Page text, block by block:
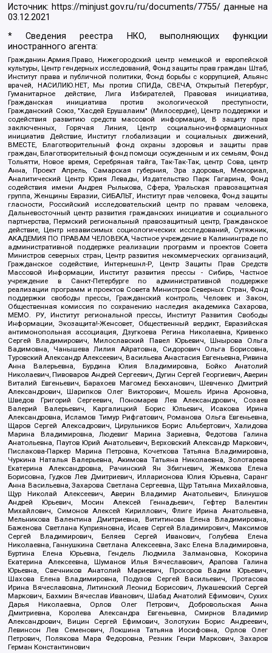
Источник: https://minjust.gov.ru/ru/documents/7755/ данные на
03.12.2021
* Сведения реестра НКО, выполняющих функции
иностранного агента:
Гражданин.Армия.Право, Нижегородский центр немецкой и европейской
культуры, Центр гендерных исследований, Фонд защиты прав граждан Штаб,
Институт права и публичной политики, Фонд борьбы с коррупцией, Альянс
врачей, НАСИЛИЮ.НЕТ, Мы против СПИДа, СВЕЧА, Открытый Петербург,
Гуманитарное действие, Лига Избирателей, Правовая инициатива,
Гражданская инициатива против экологической преступности,
Гражданский Союз, "Хасдей Ерушалаим" (Милосердие), Центр поддержки и
содействия развитию средств массовой информации, В защиту прав
заключенных, Горячая Линия, Центр социально-информационных
инициатив Действие, Институт глобализации и социальных движений,
ВМЕСТЕ, Благотворительный фонд охраны здоровья и защиты прав
граждан, Благотворительный фонд помощи осужденным и их семьям, Фонд
Тольятти, Новое время, Серебряная тайга, Так-Так-Так, центр Сова, центр
Анна, Проект Апрель, Самарская губерния, Эра здоровья, Мемориал,
Аналитический Центр Юрия Левады, Издательство Парк Гагарина, Фонд
содействия имени Андрея Рылькова, Сфера, Уральская правозащитная
группа, Женщины Евразии, СИБАЛЬТ, Институт прав человека, Фонд защиты
гласности, Российский исследовательский центр по правам человека,
Дальневосточный центр развития гражданских инициатив и социального
партнерства, Пермский региональный правозащитный центр, Гражданское
действие, Центр независимых социологических исследований, Сутяжник,
АКАДЕМИЯ ПО ПРАВАМ ЧЕЛОВЕКА, Частное учреждение в Калининграде по
административной поддержке реализации программ и проектов Совета
Министров северных стран, Центр развития некоммерческих организаций,
Гражданское содействие, Интернешнл-Р, Центр Защиты Прав Средств
Массовой Информации, Институт развития прессы - Сибирь, Частное
учреждение в Санкт-Петербурге по административной поддержке
реализации программ и проектов Совета Министров Северных Стран, Фонд
поддержки свободы прессы, Гражданский контроль, Человек и Закон,
Общественная комиссия по сохранению наследия академика Сахарова,
МЕМО. РУ, Институт региональной прессы, Институт Развития Свободы
Информации, Экозащита!-Женсовет, Общественный вердикт, Евразийская
антимонопольная ассоциация, Дзугкоева Регина Николаевна, Кривенко
Сергей Владимирович, Милославский Павел Юрьевич, Шнырова Ольга
Вадимовна, Чанышева Лилия Айратовна, Сидорович Ольга Борисовна,
Туровский Александр Алексеевич, Васильева Анастасия Евгеньевна, Ривина
Анна Валерьевна, Бурдина Юлия Владимировна, Бойко Анатолий
Николаевич, Пивоваров Андрей Сергеевич, Дугин Сергей Георгиевич, Аверин
Виталий Евгеньевич, Барахоев Магомед Бекханович, Шевченко Дмитрий
Александрович, Шарипков Олег Викторович, Мошель Ирина Ароновна,
Шведов Григорий Сергеевич, Пономарев Лев Александрович, Созаев
Валерий Валерьевич, Каргалицкий Борис Юльевич, Исакова Ирина
Александровна, Исламов Тимур Рифгатович, Романова Ольга Евгеньевна,
Щаров Сергей Алексадрович, Цирульников Борис Альбертович, Халидова
Марина Владимировна, Людевиг Марина Зариевна, Федотова Галина
Анатольевна, Паутов Юрий Анатольевич, Верховский Александр Маркович,
Пислакова-Паркер Марина Петровна, Кочеткова Татьяна Владимировна,
Чуркина Наталья Валерьевна, Акимова Татьяна Николаевна, Золотарева
Екатерина Александровна, Рачинский Ян Збигневич, Жемкова Елена
Борисовна, Гудков Лев Дмитриевич, Илларионова Юлия Юрьевна, Саранг
Анна Васильевна, Захарова Светлана Сергеевна, Щур Татьяна Михайловна,
Щур Николай Алексеевич, Аверин Владимир Анатольевич, Блинушов
Андрей Юрьевич, Мосин Алексей Геннадьевич, Гефтер Валентин
Михайлович, Симонов Алексей Кириллович, Флиге Ирина Анатольевна,
Мельникова Валентина Дмитриевна, Вититинова Елена Владимировна,
Баженова Светлана Куприяновна, Исаев Сергей Владимирович, Максимов
Сергей Владимирович, Беляев Сергей Иванович, Голубева Елена
Николаевна, Ганнушкина Светлана Алексеевна, Закс Елена Владимировна,
Буртина Елена Юрьевна, Гендель Людмила Залмановна, Кокорина
Екатерина Алексеевна, Шуманов Илья Вячеславович, Арапова Галина
Юрьевна, Свечников Анатолий Мариевич, Прохоров Вадим Юрьевич,
Шахова Елена Владимировна, Подузов Сергей Васильевич, Протасова
Ирина Вячеславовна, Литинский Леонид Борисович, Лукашевский Сергей
Маркович, Бахмин Вячеслав Иванович, Шабад Анатолий Ефимович, Сухих
Дарья Николаевна, Орлов Олег Петрович, Добровольская Анна
Дмитриевна, Королева Александра Евгеньевна, Смирнов Владимир
Александрович, Вицин Сергей Ефимович, Золотухин Борис Андреевич,
Левинсон Лев Семенович, Локшина Татьяна Иосифовна, Орлов Олег
Петрович, Полякова Мара Федоровна, Резник Генри Маркович, Захаров
Герман Константинович